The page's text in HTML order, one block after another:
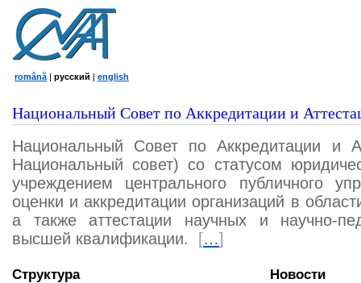
română | русский | english
Национальный Совет по Аккредитации и
Национальный Совет по Аккредитации и
Национальный совет) со статусом
учреждением центрального публичного
оценки и аккредитации организаций в
а также аттестации научных и научно-
высшей квалификации.
[…]
Структура Новости